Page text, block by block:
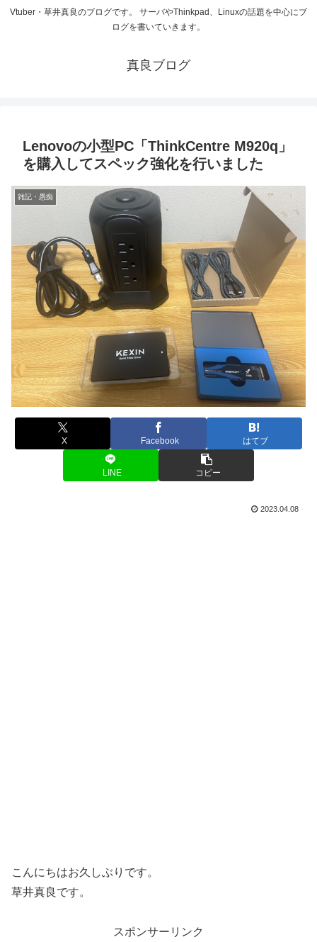
Vtuber・草井真良のブログです。 サーバやThinkpad、Linuxの話題を中心にブ
ログを書いていきます。
真良ブログ
Lenovoの小型PC「ThinkCentre M920q」
を購入してスペック強化を行いました
雑記・愚痴
X Facebook はてブ
LINE コピー
2023.04.08
こんにちはお久しぶりです。
草井真良です。
スポンサーリンク